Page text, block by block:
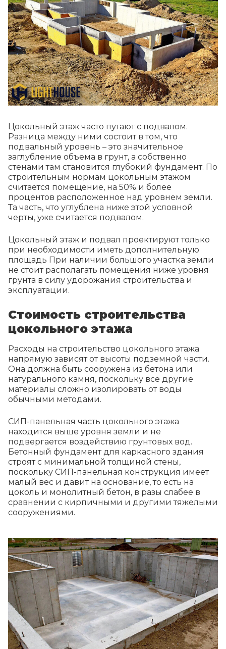
Цокольный этаж часто путают с подвалом.
Разница между ними состоит в том, что
подвальный уровень – это значительное
заглубление объема в грунт, а собственно
стенами там становится глубокий фундамент. По
строительным нормам цокольным этажом
считается помещение, на 50% и более
процентов расположенное над уровнем земли.
Та часть, что углублена ниже этой условной
черты, уже считается подвалом.
Цокольный этаж и подвал проектируют только
при необходимости иметь дополнительную
площадь При наличии большого участка земли
не стоит располагать помещения ниже уровня
грунта в силу удорожания строительства и
эксплуатации.
Стоимость строительства
цокольного этажа
Расходы на строительство цокольного этажа
напрямую зависят от высоты подземной части.
Она должна быть сооружена из бетона или
натурального камня, поскольку все другие
материалы сложно изолировать от воды
обычными методами.
СИП-панельная часть цокольного этажа
находится выше уровня земли и не
подвергается воздействию грунтовых вод.
Бетонный фундамент для каркасного здания
строят с минимальной толщиной стены,
поскольку СИП-панельная конструкция имеет
малый вес и давит на основание, то есть на
цоколь и монолитный бетон, в разы слабее в
сравнении с кирпичными и другими тяжелыми
сооружениями.